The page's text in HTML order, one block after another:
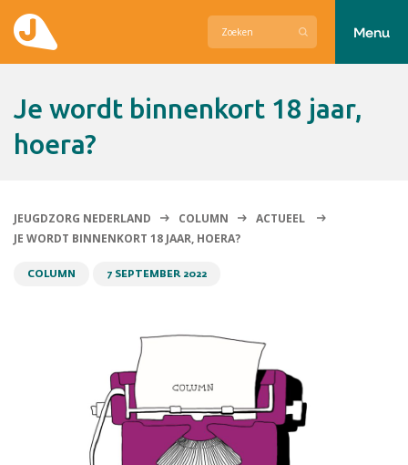
Contact
Menu
Je wordt binnenkort 18 jaar,
hoera?
JEUGDZORG NEDERLAND COLUMN
ACTUEEL
JE WORDT BINNENKORT 18 JAAR, HOERA?
COLUMN 7 SEPTEMBER 2022